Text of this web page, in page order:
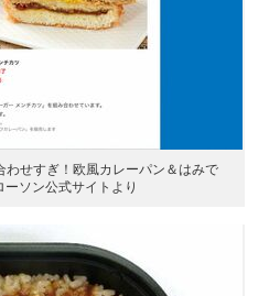
せすぎ！欧風カレーパン＆はみで
ソン公式サイトより